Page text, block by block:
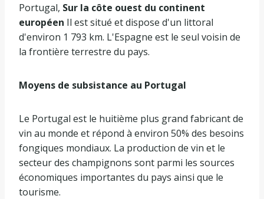
Portugal, Sur la côte ouest du continent
européen Il est situé et dispose d'un littoral
d'environ 1 793 km. L'Espagne est le seul voisin de
la frontière terrestre du pays.
Moyens de subsistance au Portugal
Le Portugal est le huitième plus grand fabricant de
vin au monde et répond à environ 50% des besoins
fongiques mondiaux. La production de vin et le
secteur des champignons sont parmi les sources
économiques importantes du pays ainsi que le
tourisme.